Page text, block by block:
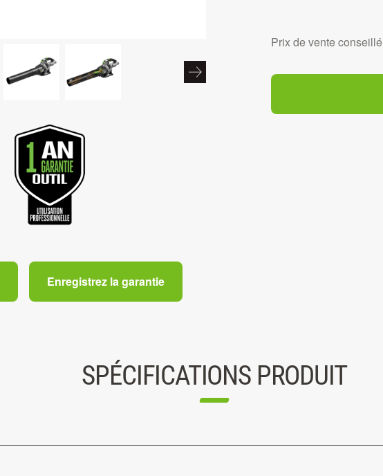
Enregistrez la garantie
Prix de vente conseillé
SPÉCIFICATIONS PRODUIT